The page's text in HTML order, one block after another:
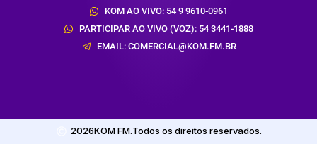
KOM AO VIVO: 54 9 9610-0961
PARTICIPAR AO VIVO (VOZ): 54 3441-1888
EMAIL: COMERCIAL@KOM.FM.BR
2026KOM FM.Todos os direitos reservados.